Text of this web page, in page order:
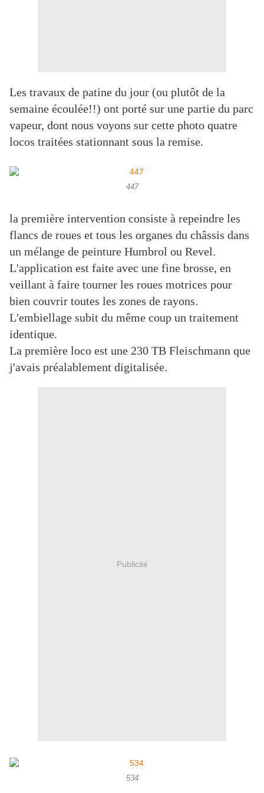
Les travaux de patine du jour (ou plutôt de la
semaine écoulée!!) ont porté sur une partie du parc
vapeur, dont nous voyons sur cette photo quatre
locos traitées stationnant sous la remise.
447
la première intervention consiste à repeindre les
flancs de roues et tous les organes du châssis dans
un mélange de peinture Humbrol ou Revel.
L'application est faite avec une fine brosse, en
veillant à faire tourner les roues motrices pour
bien couvrir toutes les zones de rayons.
L'embiellage subit du même coup un traitement
identique.
La première loco est une 230 TB Fleischmann que
j'avais préalablement digitalisée.
Publicité
534